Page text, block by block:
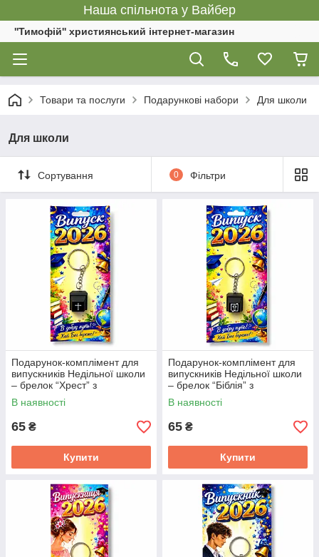
Наша спільнота у Вайбер
''Тимофій'' християнський інтернет-магазин
Товари та послуги Подарункові набори Для школи
Для школи
Сортування 0 Фільтри
Подарунок-комплімент для
випускників Недільної школи
– брелок “Хрест” з
клацаючим механізмом
В наявності
65 ₴
Купити
Подарунок-комплімент для
випускників Недільної школи
– брелок “Біблія” з
клацаючим механізмом
В наявності
65 ₴
Купити